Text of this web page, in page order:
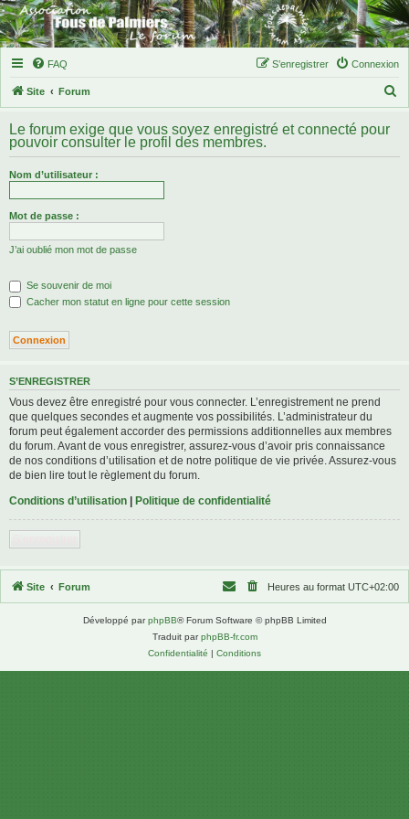
FAQ Connexion
S’enregistrer
Site Forum
h
Le forum exige que vous soyez enregistré et connecté pour
pouvoir consulter le profil des membres.
Nom d’utilisateur :
Mot de passe :
J’ai oublié mon mot de passe
Se souvenir de moi
Cacher mon statut en ligne pour cette session
S’ENREGISTRER
Vous devez être enregistré pour vous connecter. L’enregistrement ne prend
que quelques secondes et augmente vos possibilités. L’administrateur du
forum peut également accorder des permissions additionnelles aux membres
du forum. Avant de vous enregistrer, assurez-vous d’avoir pris connaissance
de nos conditions d’utilisation et de notre politique de vie privée. Assurez-vous
de bien lire tout le règlement du forum.
Conditions d’utilisation | Politique de confidentialité
Site Forum Heures au format UTC+02:00
Développé parphpBB® Forum Software © phpBB Limited
Traduit parphpBB-fr.com
Confidentialité | Conditions